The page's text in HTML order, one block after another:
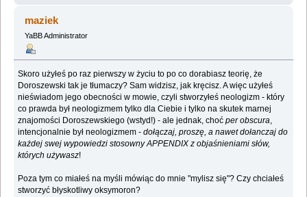
maziek
YaBB Administrator
Skoro użyłeś po raz pierwszy w życiu to po co dorabiasz teorię, że
Doroszewski tak je tłumaczy? Sam widzisz, jak kręcisz. A więc użyłeś
nieświadom jego obecności w mowie, czyli stworzyłeś neologizm - który
co prawda był neologizmem tylko dla Ciebie i tylko na skutek marnej
znajomości Doroszewskiego (wstyd!) - ale jednak, choćper obscura,
intencjonalnie był neologizmem -dołączaj, proszę, a nawet dołanczaj do
każdej swej wypowiedzi stosowny APPENDIX z objaśnieniami słów,
których używasz!
Poza tym co miałeś na myśli mówiąc do mnie "mylisz się"? Czy chciałeś
stworzyć błyskotliwy oksymoron?